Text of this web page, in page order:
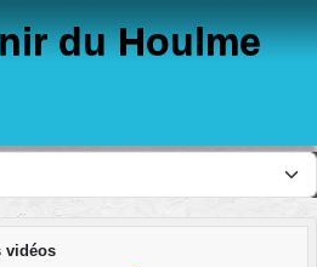
du Houlme
vidéos